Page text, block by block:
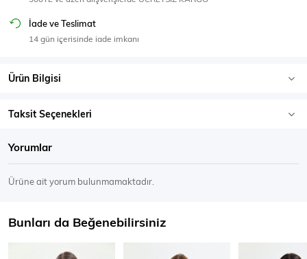
Eşofman Üstü
İade ve Teslimat
14 gün içerisinde iade imkanı
Ürün Bilgisi
Taksit Seçenekleri
Yorumlar
Ürüne ait yorum bulunmamaktadır.
Bunları da Beğenebilirsiniz